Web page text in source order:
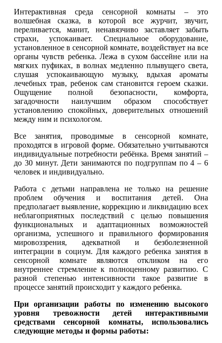
Интерактивная среда сенсорной комнаты – это
волшебная сказка, в которой все журчит, звучит,
переливается, манит, ненавязчиво заставляет забыть
страхи, успокаивает. Специальное оборудование,
установленное в сенсорной комнате, воздействует на все
органы чувств ребенка. Лежа в сухом бассейне или на
мягких пуфиках, в волнах медленно плывущего света,
слушая успокаивающую музыку, вдыхая ароматы
лечебных трав, ребенок сам становится героем сказки.
Ощущение полной безопасности, комфорта,
загадочности наилучшим образом способствует
установлению спокойных, доверительных отношений
между ним и психологом.
Все занятия, проводимые в сенсорной комнате,
проходятся в игровой форме. Обязательно учитываются
индивидуальные потребности ребёнка. Время занятий –
до 30 минут. Дети занимаются по подгруппам по 4 – 6
человек и индивидуально.
Работа с детьми направлена не только на решение
проблем обучения и воспитания детей. Она
предполагает выявление, коррекцию и ликвидацию всех
неблагоприятных по­следствий с целью повышения
функциональных и адаптационных возможностей
организма, успешного и правильного формирова­ния
мировоззрения, адекватной и безболезненной
интеграции в социум. Для каждого ребенка занятия в
сенсорной комнате являются откликом на его
внутреннее стремление к полноценному разви­тию. С
разной степенью интенсивности такое развитие в
процессе занятий происходит у каждого ребенка.
При организации работы по изменению высокого
уровня тревожности детей интерактивными
средствами сенсорной комнаты, использовались
следующие методы и формы работы: